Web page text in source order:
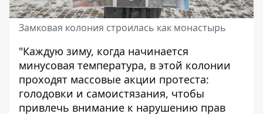
Замковая колония строилась как монастырь
"Каждую зиму, когда начинается
минусовая температура, в этой колонии
проходят массовые акции протеста:
голодовки и самоистязания, чтобы
привлечь внимание к нарушению прав